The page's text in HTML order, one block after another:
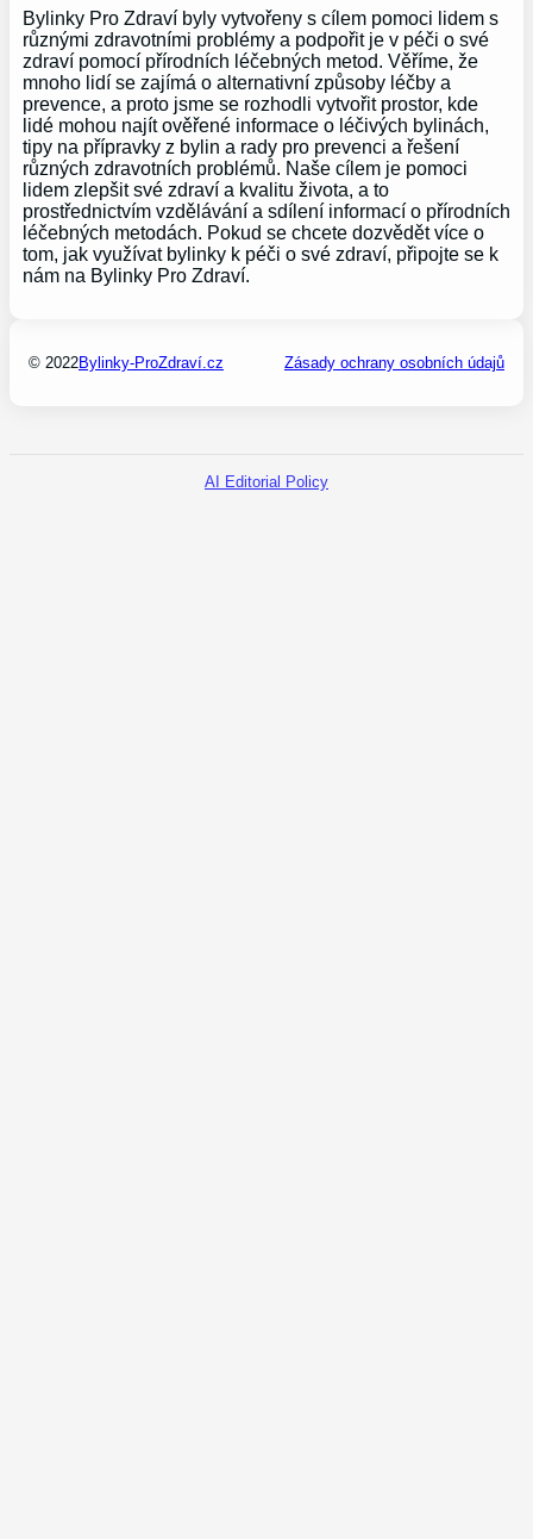
Bylinky Pro Zdraví byly vytvořeny s cílem pomoci lidem s
různými zdravotními problémy a podpořit je v péči o své
zdraví pomocí přírodních léčebných metod. Věříme, že
mnoho lidí se zajímá o alternativní způsoby léčby a
prevence, a proto jsme se rozhodli vytvořit prostor, kde
lidé mohou najít ověřené informace o léčivých bylinách,
tipy na přípravky z bylin a rady pro prevenci a řešení
různých zdravotních problémů. Naše cílem je pomoci
lidem zlepšit své zdraví a kvalitu života, a to
prostřednictvím vzdělávání a sdílení informací o přírodních
léčebných metodách. Pokud se chcete dozvědět více o
tom, jak využívat bylinky k péči o své zdraví, připojte se k
nám na Bylinky Pro Zdraví.
© 2022Bylinky-ProZdraví.cz Zásady ochrany osobních údajů
AI Editorial Policy